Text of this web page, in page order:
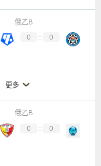
俄乙B
0 :
0
更多
俄乙B
0 :
0